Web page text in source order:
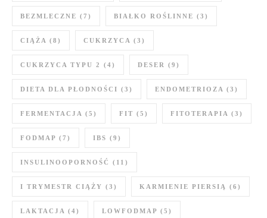
BEZMLECZNE (7) BIAŁKO ROŚLINNE (3)
CIĄŻA (8) CUKRZYCA (3)
CUKRZYCA TYPU 2 (4) DESER (9)
DIETA DLA PŁODNOŚCI (3) ENDOMETRIOZA (3)
FERMENTACJA (5) FIT (5) FITOTERAPIA (3)
FODMAP (7) IBS (9)
INSULINOOPORNOŚĆ (11)
I TRYMESTR CIĄŻY (3) KARMIENIE PIERSIĄ (6)
LAKTACJA (4) LOWFODMAP (5)